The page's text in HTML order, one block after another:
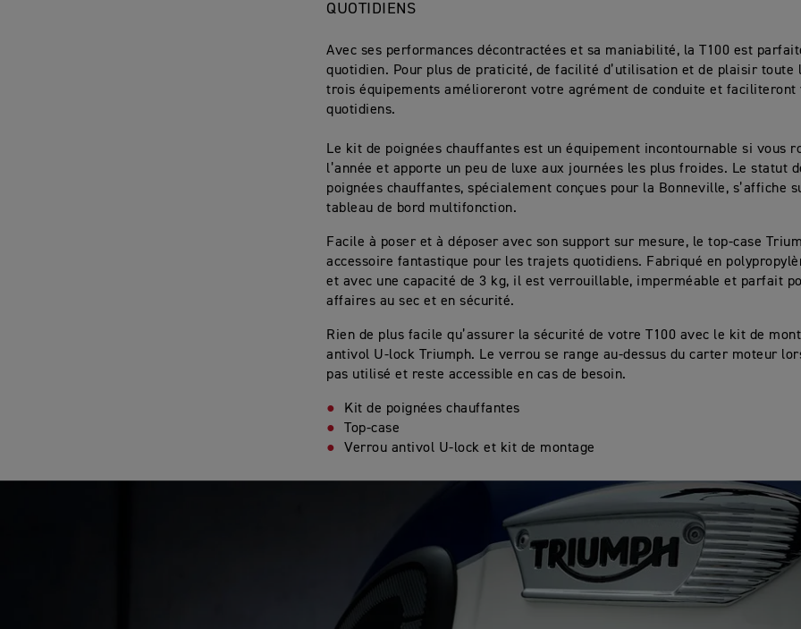
QUOTIDIENS
Avec ses performances décontractées et sa maniabilité, la T100 est
quotidien. Pour plus de praticité, de facilité d’utilisation et de plaisir toute
trois équipements amélioreront votre agrément de conduite et faciliteront
quotidiens.
Le kit de poignées chauffantes est un équipement incontournable si vous
l’année et apporte un peu de luxe aux journées les plus froides. Le statut
poignées chauffantes, spécialement conçues pour la Bonneville, s’affiche
tableau de bord multifonction.
Facile à poser et à déposer avec son support sur mesure, le top-case
accessoire fantastique pour les trajets quotidiens. Fabriqué en
et avec une capacité de 3 kg, il est verrouillable, imperméable et parfait
affaires au sec et en sécurité.
Rien de plus facile qu’assurer la sécurité de votre T100 avec le kit de
antivol U-lock Triumph. Le verrou se range au-dessus du carter moteur
pas utilisé et reste accessible en cas de besoin.
Kit de poignées chauffantes
Top-case
Verrou antivol U-lock et kit de montage